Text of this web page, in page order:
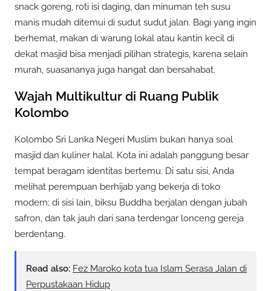
snack goreng, roti isi daging, dan minuman teh susu
manis mudah ditemui di sudut sudut jalan. Bagi yang ingin
berhemat, makan di warung lokal atau kantin kecil di
dekat masjid bisa menjadi pilihan strategis, karena selain
murah, suasananya juga hangat dan bersahabat.
Wajah Multikultur di Ruang Publik
Kolombo
Kolombo Sri Lanka Negeri Muslim bukan hanya soal
masjid dan kuliner halal. Kota ini adalah panggung besar
tempat beragam identitas bertemu. Di satu sisi, Anda
melihat perempuan berhijab yang bekerja di toko
modern; di sisi lain, biksu Buddha berjalan dengan jubah
safron, dan tak jauh dari sana terdengar lonceng gereja
berdentang.
Read also: Fez Maroko kota tua Islam Serasa Jalan di
Perpustakaan Hidup